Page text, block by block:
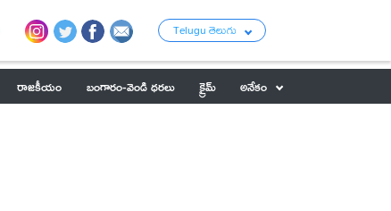
Telugu తెలుగు
రాజకీయం బంగారం-వెండి ధరలు క్రైమ్
అనేకం